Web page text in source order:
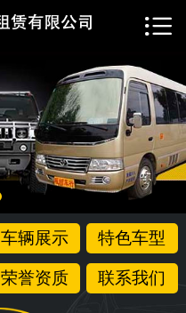
 首页
关于我们
行业动态
车辆展示
租车须知
特惠租车

车辆展示 特色车型
荣誉资质 联系我们